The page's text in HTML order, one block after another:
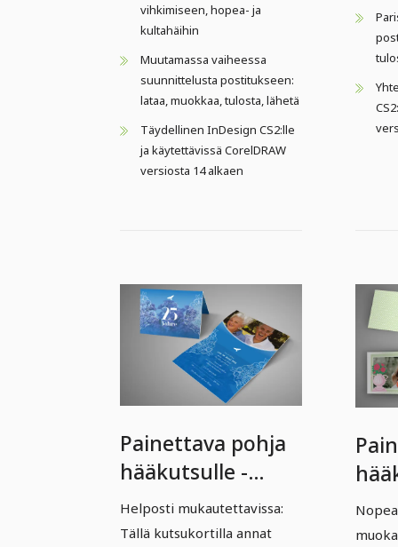
vihkimiseen, hopea- ja
kultahäihin
Muutamassa vaiheessa
suunnittelusta postitukseen:
lataa, muokkaa, tulosta, lähetä
Täydellinen InDesign CS2:lle
ja käytettävissä CorelDRAW
versiosta 14 alkaen
Painettava pohja
hääkutsulle -
versio 09
Helposti mukautettavissa:
Tällä kutsukortilla annat
-